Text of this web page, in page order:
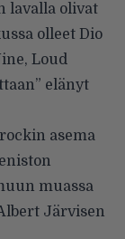
lavalla olivat
olleet Dio
Loud
elänyt
asema
muassa
Järvisen